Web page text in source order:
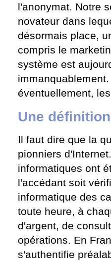
l'anonymat. Notre
novateur dans
désormais place,
compris le
système est
éventuellement,
Une
Il faut dire que la
pionniers
informatiques ont
l'accédant soit
informatique des
toute heure, à
d'argent, de
opérations. En
s'authentifie